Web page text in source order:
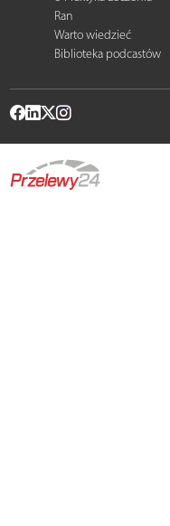
Ran
Warto wiedzieć
Biblioteka podcastów